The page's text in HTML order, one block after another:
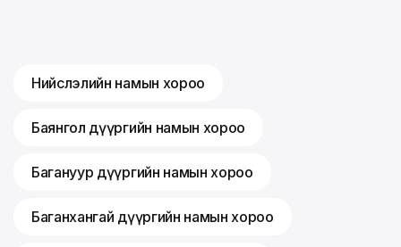
Нийслэлийн намын хороо
Баянгол дүүргийн намын хороо
Багануур дүүргийн намын хороо
Баганхангай дүүргийн намын хороо